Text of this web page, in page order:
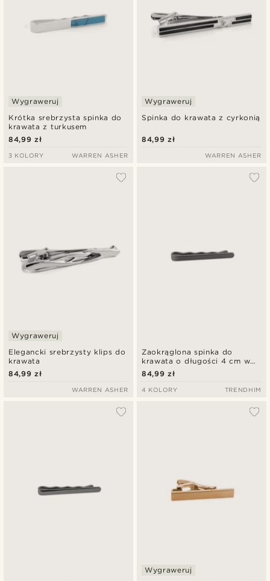
Krótka srebrzysta spinka do
krawata z turkusem
Wygraweruj
84,99 zł
3 KOLORY WARREN ASHER
Spinka do krawata z cyrkonią
Wygraweruj
84,99 zł
WARREN ASHER
Elegancki srebrzysty klips do
krawata
Wygraweruj
84,99 zł
WARREN ASHER
Zaokrąglona spinka do
krawata o długości 4 cm w
kolorze matowej czerni
84,99 zł
4 KOLORY TRENDHIM
Wygraweruj